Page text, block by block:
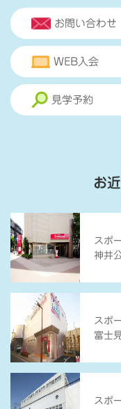
お問い合わせ
WEB入会
見学予約
お
スポ
神井
スポ
富士
スポ